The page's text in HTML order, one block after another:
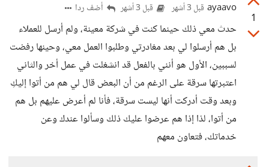
1
ayaavo قبل 3 أشهر قبل 3 أشهر أضف ردا
حدث معي ذلك حينما كنت في شركة معينة، ولم أرسل للعملاء
بل هم أرسلوا لي بعد مغادرتي وطلبوا العمل معي، وحينها رفضت
لسببين، الأول هو أنني بالفعل قد انشغلت في عمل أخر والثاني
اعتبرتها سرقة على الرغم من أن البعض قال لي هم من أتوا إليكِ
وبعد وقت أدركت أنها ليست سرقة، فأنا لم أعرض عليهم بل هم
من أتوا، لذا إذا هم عرضوا عليك ذلك وسألوا عندك وعن
خدماتك، فتعاون معهم